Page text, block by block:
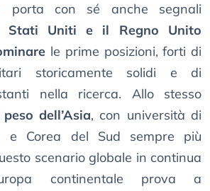
porta con sé anche segnali
Stati Uniti e il Regno Unito
le prime posizioni, forti di
storicamente solidi e di
nella ricerca. Allo stesso
dell’Asia, con università di
e Corea del Sud sempre più
scenario globale in continua
continentale prova a